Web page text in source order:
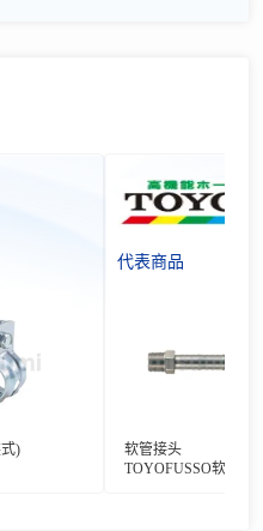
代表商品
软管接头
TOYOFUSSO软管专